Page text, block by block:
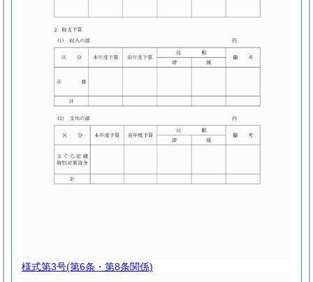
様式第3号(第6条・第8条関係)